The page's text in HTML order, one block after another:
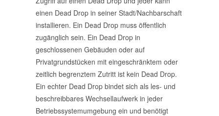
einen Dead Drop in seiner Stadt/Nachbarschaft
installieren. Ein Dead Drop muss öffentlich
zugänglich sein. Ein Dead Drop in
geschlossenen Gebäuden oder auf
Privatgrundstücken mit eingeschränktem oder
zeitlich begrenztem Zutritt ist kein Dead Drop.
Ein echter Dead Drop bindet sich als les- und
beschreibbares Wechsellaufwerk in jeder
Betriebssystemumgebung ein und benötigt